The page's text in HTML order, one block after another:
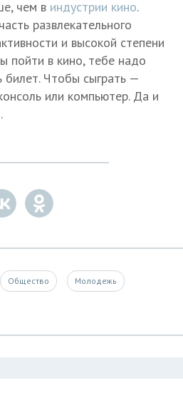
чем в индустрии кино.
развлекательного
и высокой степени
пойти в кино, тебе надо
билет. Чтобы сыграть —
или компьютер. Да и
Общество Молодежь